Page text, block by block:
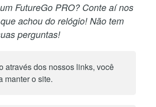
FutureGo PRO? Conte aí nos
achou do relógio! Não tem
perguntas!
através dos nossos links, você
manter o site.